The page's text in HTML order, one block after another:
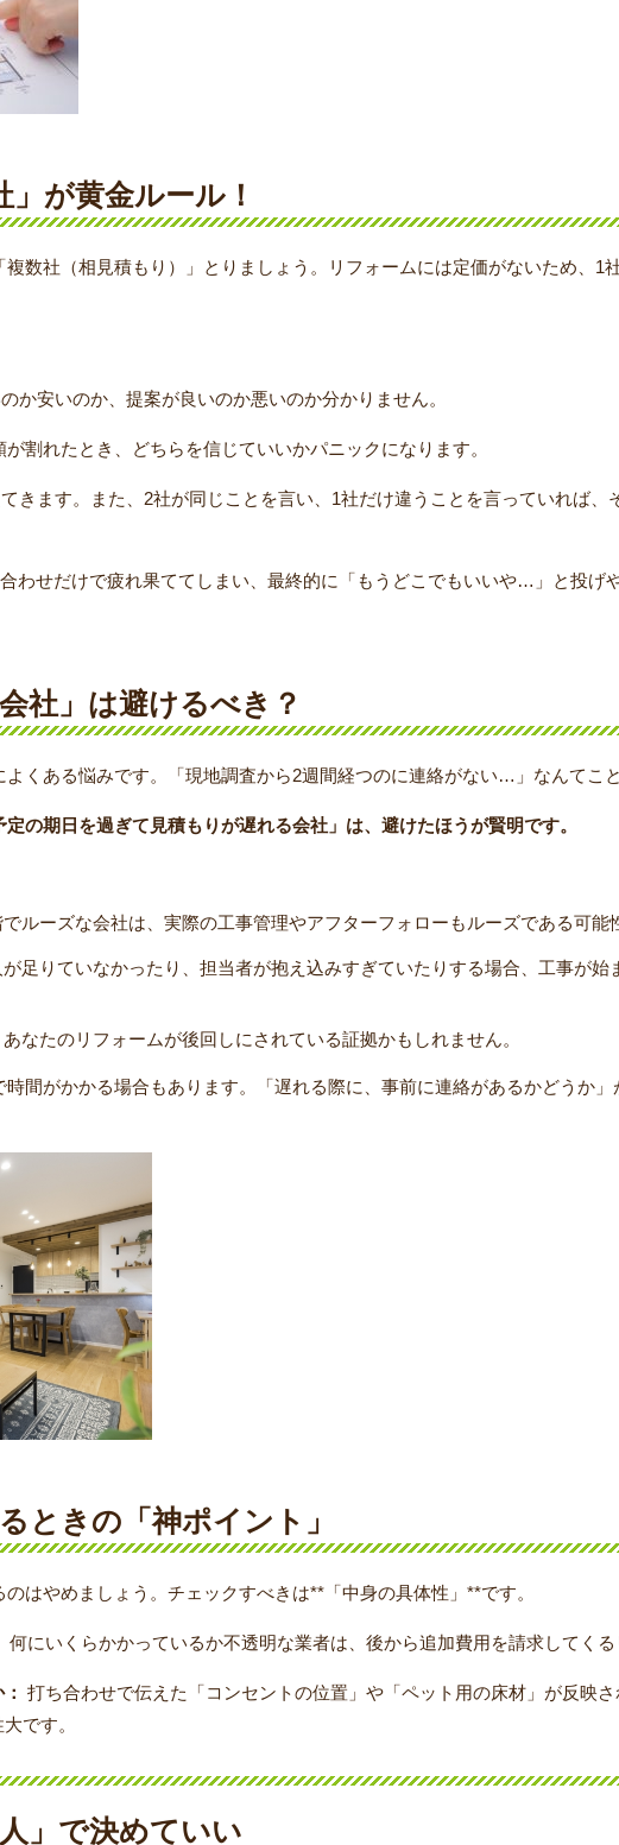
が黄金ルール！
数社（相見積もり）」とりましょう。リフォームには定価がないため、1
か安いのか、提案が良いのか悪いのか分かりません。
割れたとき、どちらを信じていいかパニックになります。
きます。また、2社が同じことを言い、1社だけ違うことを言っていれば、
わせだけで疲れ果ててしまい、最終的に「もうどこでもいいや…」と投げ
社」は避けるべき？
くある悩みです。「現地調査から2週間経つのに連絡がない…」なんてこと
定の期日を過ぎて見積もりが遅れる会社」は、避けたほうが賢明です。
ルーズな会社は、実際の工事管理やアフターフォローもルーズである可能
足りていなかったり、担当者が抱え込みすぎていたりする場合、工事が
なたのリフォームが後回しにされている証拠かもしれません。
間がかかる場合もあります。「遅れる際に、事前に連絡があるかどうか
ときの「神ポイント」
はやめましょう。チェックすべきは**「中身の具体性」**です。
何にいくらかかっているか不透明な業者は、後から追加費用を請求してくる
打ち合わせで伝えた「コンセントの位置」や「ペット用の床材」が反映
です。
」で決めていい